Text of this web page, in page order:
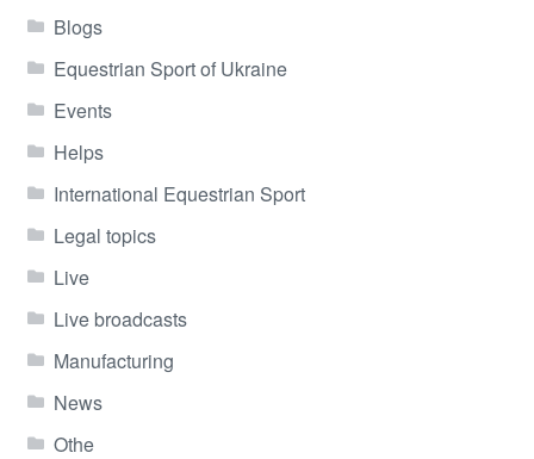
Blogs
Equestrian Sport of Ukraine
Events
Helps
International Equestrian Sport
Legal topics
Live
Live broadcasts
Manufacturing
News
Othe